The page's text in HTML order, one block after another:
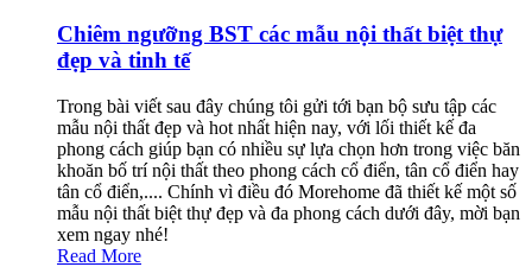
Chiêm ngưỡng BST các mẫu nội thất biệt thự
đẹp và tinh tế
Trong bài viết sau đây chúng tôi gửi tới bạn bộ sưu tập các
mẫu nội thất đẹp và hot nhất hiện nay, với lối thiết kế đa
phong cách giúp bạn có nhiều sự lựa chọn hơn trong việc băn
khoăn bố trí nội thất theo phong cách cổ điển, tân cổ điển hay
tân cổ điển,.... Chính vì điều đó Morehome đã thiết kế một số
mẫu nội thất biệt thự đẹp và đa phong cách dưới đây, mời bạn
xem ngay nhé!
Read More